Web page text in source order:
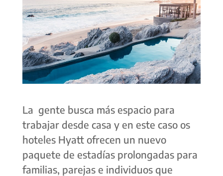
La gente busca más espacio para
trabajar desde casa y en este caso os
hoteles Hyatt ofrecen un nuevo
paquete de estadías prolongadas para
familias, parejas e individuos que